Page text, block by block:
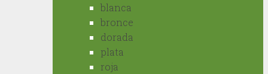
blanca
bronce
dorada
plata
roja